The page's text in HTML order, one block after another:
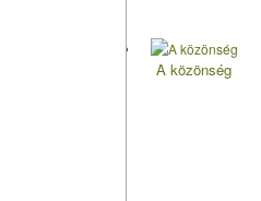
A közönség